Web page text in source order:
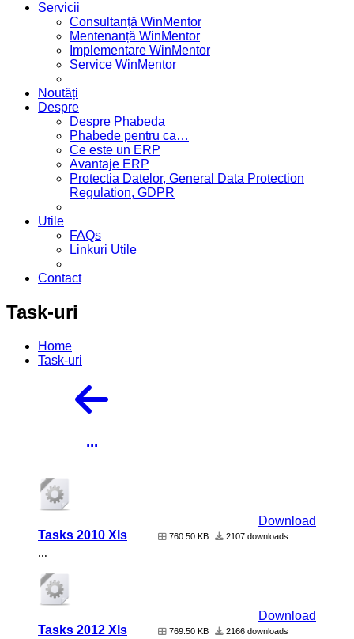
Servicii
Consultanță WinMentor
Mentenanță WinMentor
Implementare WinMentor
Service WinMentor
Noutăți
Despre
Despre Phabeda
Phabede pentru ca…
Ce este un ERP
Avantaje ERP
Protectia Datelor, General Data Protection
Regulation, GDPR
Utile
FAQs
Linkuri Utile
Contact
Task-uri
Home
Task-uri
...
Download
Tasks 2010 Xls
760.50 KB 2107 downloads
...
Download
Tasks 2012 Xls
769.50 KB 2166 downloads